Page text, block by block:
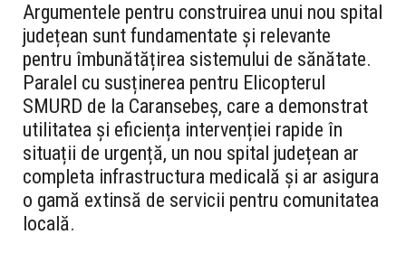
Argumentele pentru construirea unui nou spital
județean sunt fundamentate și relevante
pentru îmbunătățirea sistemului de sănătate.
Paralel cu susținerea pentru Elicopterul
SMURD de la Caransebeș, care a demonstrat
utilitatea și eficiența intervenției rapide în
situații de urgență, un nou spital județean ar
completa infrastructura medicală și ar asigura
o gamă extinsă de servicii pentru comunitatea
locală.